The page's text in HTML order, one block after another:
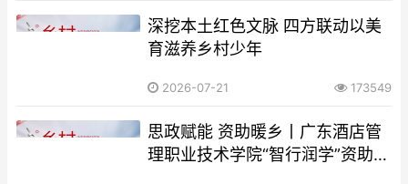
深挖本土红色文脉 四方联动以美
育滋养乡村少年
2026-07-21 173549
思政赋能 资助暖乡丨广东酒店管
理职业技术学院“智行润学”资助宣